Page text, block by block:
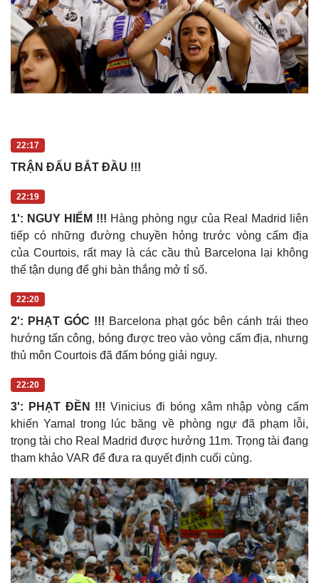
Doanh nghiệp
Thông tin doanh nghiệp
Công nghệ
Sành điệu
22:17
TRẬN ĐẤU BẮT ĐẦU !!!
22:19
1': NGUY HIỂM !!! Hàng phòng ngự của Real Madrid liên
tiếp có những đường chuyền hỏng trước vòng cấm địa
của Courtois, rất may là các cầu thủ Barcelona lại không
thể tận dụng để ghi bàn thắng mở tỉ số.
22:20
2': PHẠT GÓC !!! Barcelona phạt góc bên cánh trái theo
hướng tấn công, bóng được treo vào vòng cấm địa, nhưng
thủ môn Courtois đã đấm bóng giải nguy.
22:20
3': PHẠT ĐỀN !!!Vinicius đi bóng xâm nhập vòng cấm
khiến Yamal trong lúc băng về phòng ngự đã phạm lỗi,
trọng tài cho Real Madrid được hưởng 11m. Trọng tài đang
tham khảo VAR để đưa ra quyết định cuối cùng.